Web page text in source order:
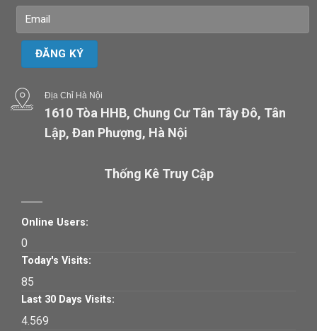
Địa Chỉ Hà Nội
1610 Tòa HHB, Chung Cư Tân Tây Đô, Tân
Lập, Đan Phượng, Hà Nội
Thống Kê Truy Cập
Online Users:
0
Today's Visits:
85
Last 30 Days Visits:
4.569